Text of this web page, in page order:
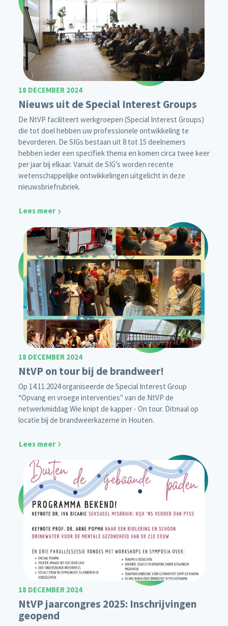
18 DECEMBER 2024
Nieuws uit de Special Interest Groups
De NtVP faciliteert werkgroepen (Special Interest Groups)
die tot doel hebben uw professionele ontwikkeling te
bevorderen. De SIGs bestaan uit 8 tot 15 deelnemers
hebben ieder een specifiek thema en komen circa twee keer
per jaar bij elkaar. Vanuit de SIG’s worden recente
wetenschappelijke ontwikkelingen uitgelicht in deze
nieuwsbriefrubriek.
Lees meer
18 DECEMBER 2024
NtVP on tour bij de brandweer!
Op 14.11.2024 organiseerde de Special Interest Group
“Opvang en vroege interventies" van de NtVP de
netwerkmiddag Wie knipt de kapper - On tour. Ditmaal op
locatie bij de brandweerkazerne in Houten.
Lees meer
18 DECEMBER 2024
NtVP jaarcongres 2025: Inschrijvingen
geopend